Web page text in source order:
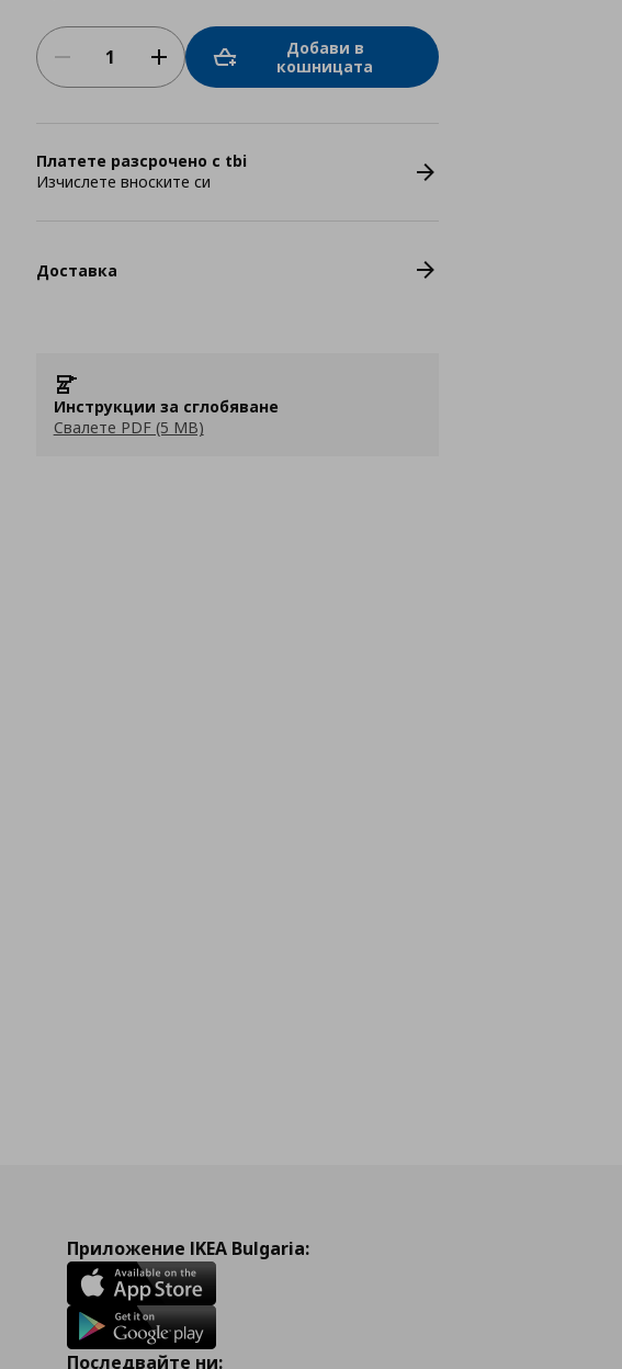
Добави в
кошницата
Платете разсрочено с tbi
Изчислете вноските си
Доставка
Инструкции за сглобяване
Свалете PDF (5 MB)
Приложение IKEA Bulgaria:
Последвайте ни: